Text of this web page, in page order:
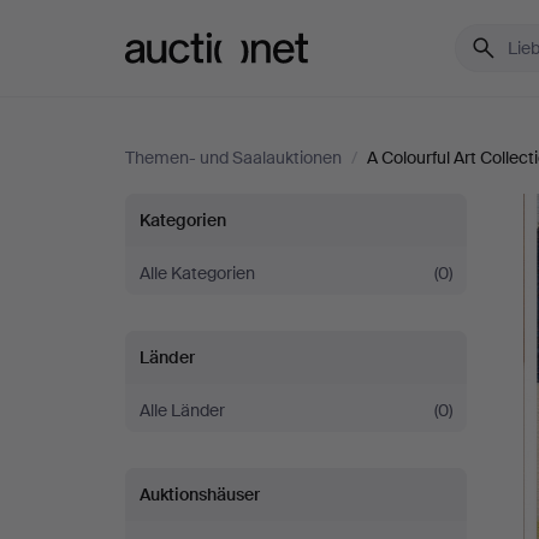
Themen- und Saalauktionen / A Colourful Art
A
Colourful
Art
Collection
Kategorien
Alle Kategorien (0)
Länder
Alle Länder (0)
Auktionshäuser